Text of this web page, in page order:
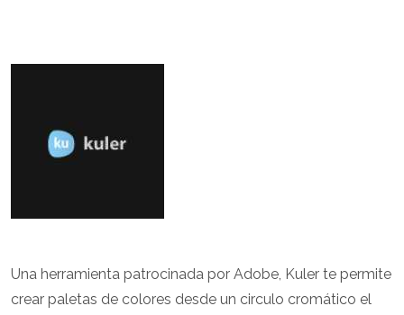
Una herramienta patrocinada por Adobe, Kuler te permite
crear paletas de colores desde un circulo cromático el